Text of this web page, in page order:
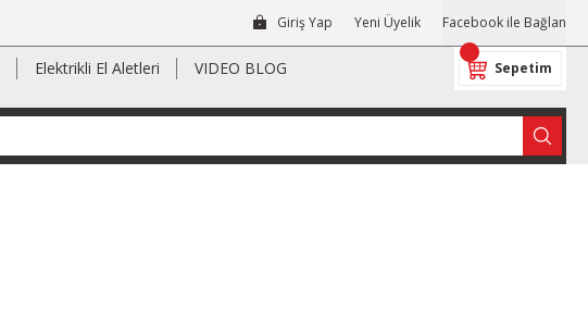
Giriş Yap Yeni Üyelik Facebook ile Bağlan
Elektrikli El Aletleri VIDEO BLOG Sepetim